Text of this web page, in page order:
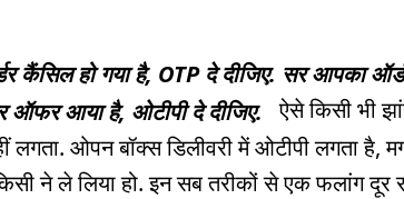
कैंसिल हो गया है, OTP दे दीजिए. सर आपका
आया है, ओटीपी दे दीजिए. ऐसे किसी भी
लगता. ओपन बॉक्स डिलीवरी में ओटीपी लगता है,
ने ले लिया हो. इन सब तरीकों से एक फलांग दूर